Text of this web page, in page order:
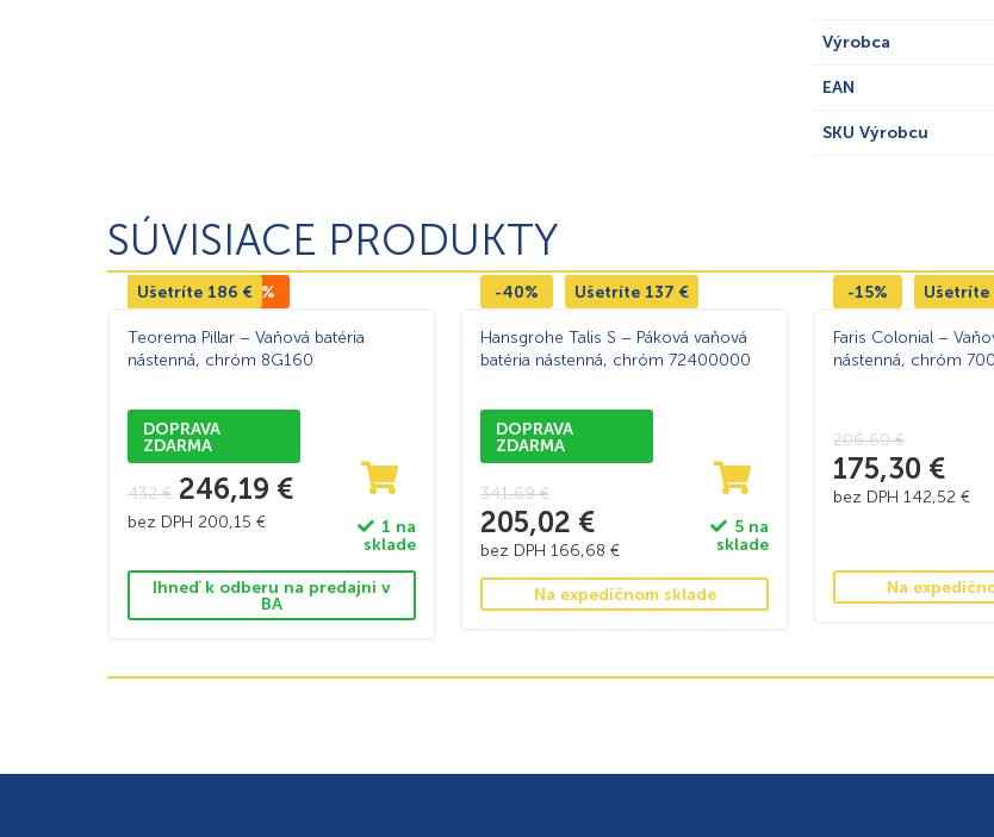
Výrobca
EAN
SKU Výrobcu
SÚVISIACE PRODUKTY
TOP CENA -43%
Ušetríte 186 €
Teorema Pillar – Vaňová batéria
nástenná, chróm 8G160
DOPRAVA
ZDARMA
432€ 246,19 €
bez DPH 200,15 €
1 na
sklade
Ihneď k odberu na predajni v
BA
-40% Ušetríte 137 €
Hansgrohe Talis S – Páková vaňová
batéria nástenná, chróm 72400000
DOPRAVA
ZDARMA
341,69€
205,02 €
bez DPH 166,68 €
5 na
sklade
Na expedičnom sklade
-15% Ušetríte
Faris Colonial –
nástenná, chróm
206,60€
175,30 €
bez DPH 142,52 €
Na